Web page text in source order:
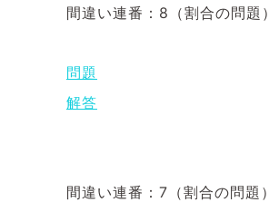
間違い連番：8（割合の問題）
問題
解答
間違い連番：7（割合の問題）